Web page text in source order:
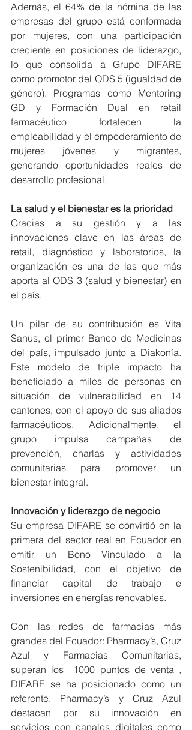
Además, el 64% de la nómina de las
empresas del grupo está conformada
por mujeres, con una participación
creciente en posiciones de liderazgo,
lo que consolida a Grupo DIFARE
como promotor del ODS 5 (igualdad de
género). Programas como Mentoring
GD y Formación Dual en retail
farmacéutico fortalecen la
empleabilidad y el empoderamiento de
mujeres jóvenes y migrantes,
generando oportunidades reales de
desarrollo profesional.
La salud y el bienestar es la prioridad
Gracias a su gestión y a las
innovaciones clave en las áreas de
retail, diagnóstico y laboratorios, la
organización es una de las que más
aporta al ODS 3 (salud y bienestar) en
el país.
Un pilar de su contribución es Vita
Sanus, el primer Banco de Medicinas
del país, impulsado junto a Diakonía.
Este modelo de triple impacto ha
beneficiado a miles de personas en
situación de vulnerabilidad en 14
cantones, con el apoyo de sus aliados
farmacéuticos. Adicionalmente, el
grupo impulsa campañas de
prevención, charlas y actividades
comunitarias para promover un
bienestar integral.
Innovación y liderazgo de negocio
Su empresa DIFARE se convirtió en la
primera del sector real en Ecuador en
emitir un Bono Vinculado a la
Sostenibilidad, con el objetivo de
financiar capital de trabajo e
inversiones en energías renovables.
Con las redes de farmacias más
grandes del Ecuador: Pharmacy’s, Cruz
Azul y Farmacias Comunitarias,
superan los  1000 puntos de venta ,
DIFARE se ha posicionado como un
referente. Pharmacy’s y Cruz Azul
destacan por su innovación en
servicios con canales digitales como